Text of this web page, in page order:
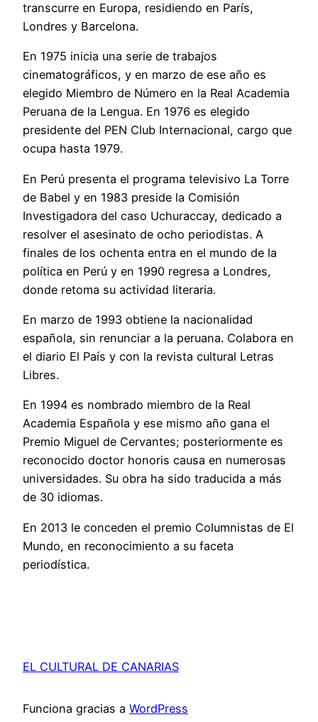
transcurre en Europa, residiendo en París,
Londres y Barcelona.
En 1975 inicia una serie de trabajos
cinematográficos, y en marzo de ese año es
elegido Miembro de Número en la Real Academia
Peruana de la Lengua. En 1976 es elegido
presidente del PEN Club Internacional, cargo que
ocupa hasta 1979.
En Perú presenta el programa televisivo La Torre
de Babel y en 1983 preside la Comisión
Investigadora del caso Uchuraccay, dedicado a
resolver el asesinato de ocho periodistas. A
finales de los ochenta entra en el mundo de la
política en Perú y en 1990 regresa a Londres,
donde retoma su actividad literaria.
En marzo de 1993 obtiene la nacionalidad
española, sin renunciar a la peruana. Colabora en
el diario El País y con la revista cultural Letras
Libres.
En 1994 es nombrado miembro de la Real
Academia Española y ese mismo año gana el
Premio Miguel de Cervantes; posteriormente es
reconocido doctor honoris causa en numerosas
universidades. Su obra ha sido traducida a más
de 30 idiomas.
En 2013 le conceden el premio Columnistas de El
Mundo, en reconocimiento a su faceta
periodística.
EL CULTURAL DE CANARIAS
Funciona gracias a WordPress